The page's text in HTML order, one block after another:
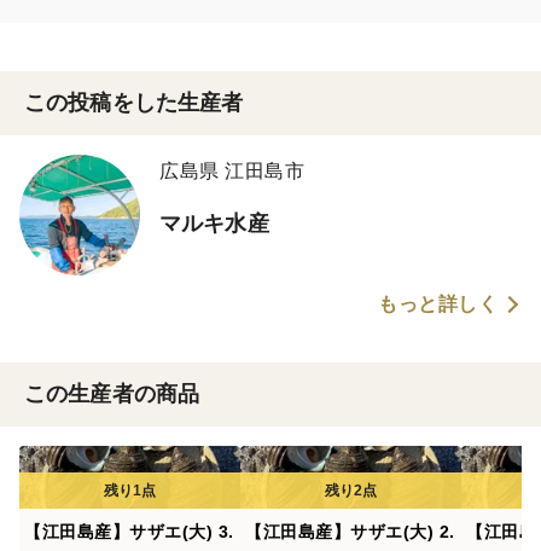
この投稿をした生産者
広島県 江田島市
マルキ水産
もっと詳しく
この生産者の商品
【江田島産】サザエ(大) 3.
【江田島産】サザエ(大) 2.
【江田